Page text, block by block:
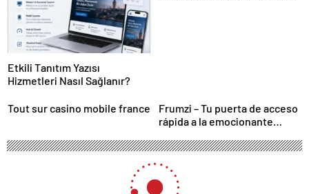
Etkili Tanıtım Yazısı
Hizmetleri Nasıl Sağlanır?
Tout sur casino mobile france
Frumzi – Tu puerta de acceso
rápida a la emocionante